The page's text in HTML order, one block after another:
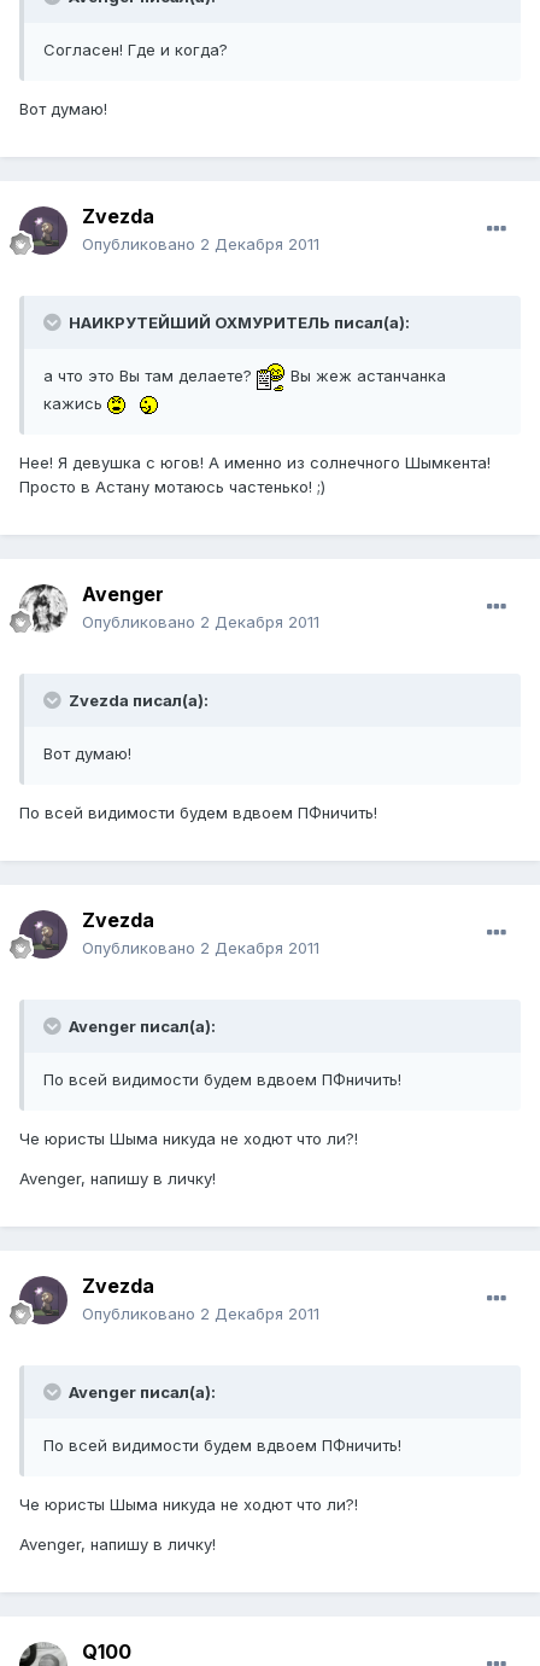
Согласен! Где и когда?
Вот думаю!
Zvezda
Опубликовано 2 Декабря 2011
НАИКРУТЕЙШИЙ ОХМУРИТЕЛЬ писал(а):
а что это Вы там делаете?
Вы жеж астанчанка
кажись
Нее! Я девушка с югов! А именно из солнечного Шымкента!
Просто в Астану мотаюсь частенько! ;)
Avenger
Опубликовано 2 Декабря 2011
Zvezda писал(а):
Вот думаю!
По всей видимости будем вдвоем ПФничить!
Zvezda
Опубликовано 2 Декабря 2011
Avenger писал(а):
По всей видимости будем вдвоем ПФничить!
Че юристы Шыма никуда не ходют что ли?!
Avenger, напишу в личку!
Zvezda
Опубликовано 2 Декабря 2011
Avenger писал(а):
По всей видимости будем вдвоем ПФничить!
Че юристы Шыма никуда не ходют что ли?!
Avenger, напишу в личку!
Q100